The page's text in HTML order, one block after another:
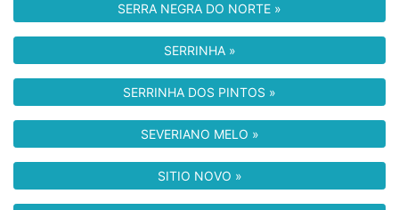
SERRA NEGRA DO NORTE »
SERRINHA »
SERRINHA DOS PINTOS »
SEVERIANO MELO »
SITIO NOVO »